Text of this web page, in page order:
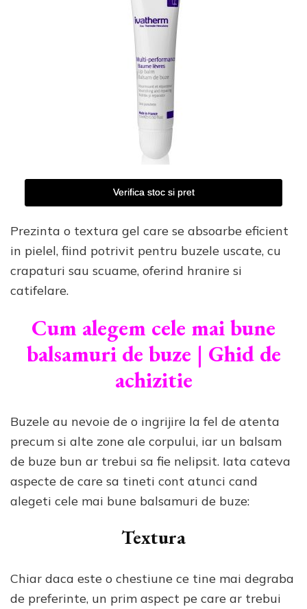
Verifica stoc si pret
Prezinta o textura gel care se absoarbe eficient
in pielel, fiind potrivit pentru buzele uscate, cu
crapaturi sau scuame, oferind hranire si
catifelare.
Cum alegem cele mai bune
balsamuri de buze | Ghid de
achizitie
Buzele au nevoie de o ingrijire la fel de atenta
precum si alte zone ale corpului, iar un balsam
de buze bun ar trebui sa fie nelipsit. Iata cateva
aspecte de care sa tineti cont atunci cand
alegeti cele mai bune balsamuri de buze:
Textura
Chiar daca este o chestiune ce tine mai degraba
de preferinte, un prim aspect pe care ar trebui